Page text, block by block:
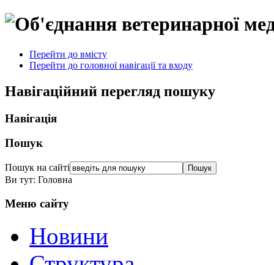
Перейти до вмісту
Перейти до головної навігації та входу
Навігаційний перегляд пошуку
Навігація
Пошук
Пошук на сайті
Ви тут: Головна
Меню сайту
Новини